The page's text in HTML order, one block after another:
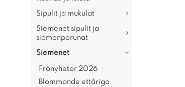
Sipulit ja mukulat
Siemenet sipulit ja
siemenperunat
Siemenet
Frönyheter 2026
Blommande ettåriga